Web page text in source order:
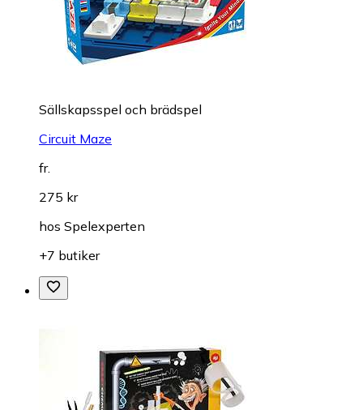
Sällskapsspel och brädspel
Circuit Maze
fr.
275 kr
hos Spelexperten
+7 butiker